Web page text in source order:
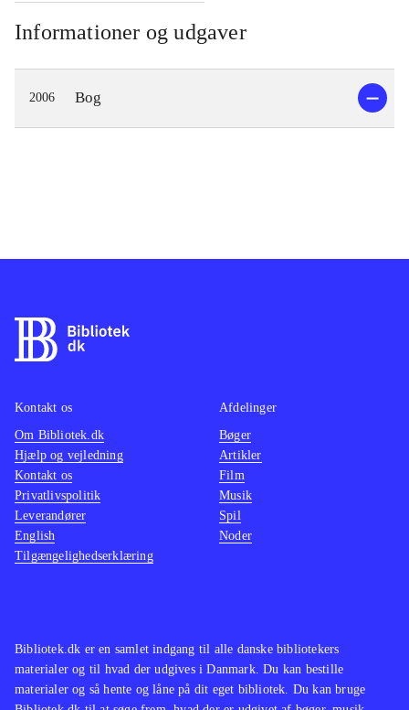
Informationer og udgaver
2006 Bog
Bibliotek.dk er en samlet indgang til alle danske bibliotekers
materialer og til hvad der udgives i Danmark. Du kan bestille
materialer og så hente og låne på dit eget bibliotek. Du kan bruge
Kontakt os
Om Bibliotek.dk
Hjælp og vejledning
Kontakt os
Privatlivspolitik
Leverandører
English
Tilgængelighedserklæring
Afdelinger
Bøger
Artikler
Film
Musik
Spil
Noder